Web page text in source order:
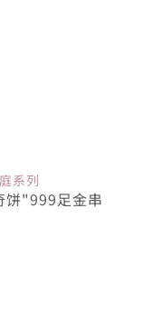
系列
饼"999足金串